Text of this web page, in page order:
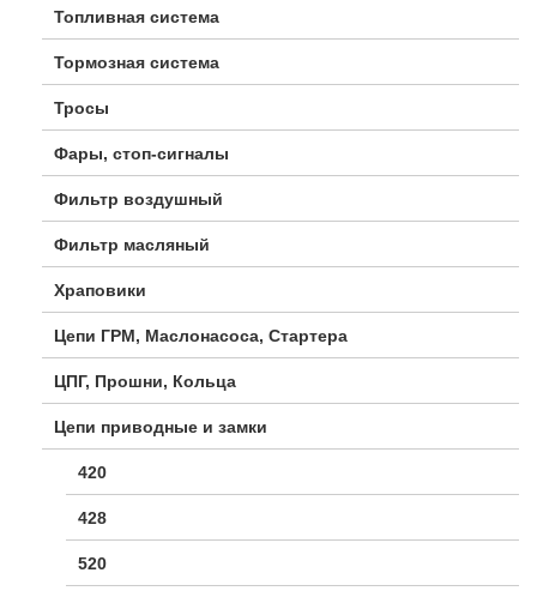
Топливная система
Тормозная система
Тросы
Фары, стоп-сигналы
Фильтр воздушный
Фильтр масляный
Храповики
Цепи ГРМ, Маслонасоса, Стартера
ЦПГ, Прошни, Кольца
Цепи приводные и замки
420
428
520